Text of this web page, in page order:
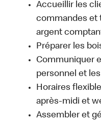
Accueillir les
commandes et
argent
Préparer les
Communiquer
personnel et
Horaires
après-midi et
Assembler et